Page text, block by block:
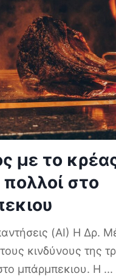
με το
στο
(AI) Η Δρ.
κινδύνους της
μπάρμπεκιου. Η ...